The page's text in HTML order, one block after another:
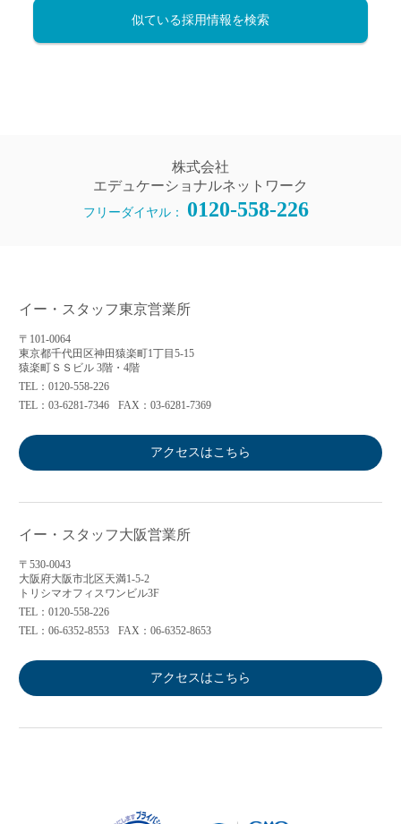
似ている採用情報を検索
株式会社
エデュケーショナルネットワーク
フリーダイヤル： 0120-558-226
イー・スタッフ東京営業所
〒101-0064
東京都千代田区神田猿楽町1丁目5-15
猿楽町ＳＳビル 3階・4階
TEL：0120-558-226
TEL：03-6281-7346
FAX：03-6281-7369
アクセスはこちら
イー・スタッフ大阪営業所
〒530-0043
大阪府大阪市北区天満1-5-2
トリシマオフィスワンビル3F
TEL：0120-558-226
TEL：06-6352-8553
FAX：06-6352-8653
アクセスはこちら